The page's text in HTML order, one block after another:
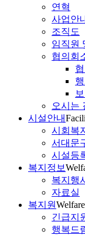
연혁
사업안
조직도
임직원
협의회
오시는
시설안내
시회복
서대문
시설등
복지정보
복지행
자료실
복지원
긴급지
행복드